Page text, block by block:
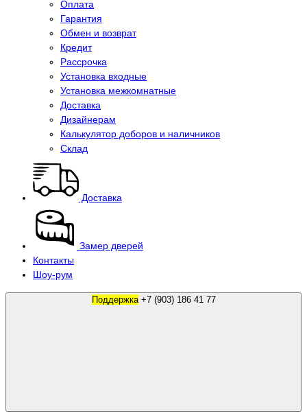
Оплата
Гарантия
Обмен и возврат
Кредит
Рассрочка
Установка входные
Установка межкомнатные
Доставка
Дизайнерам
Калькулятор доборов и наличников
Склад
Доставка
Замер дверей
Контакты
Шоу-рум
Поддержка +7 (903) 186 41 77